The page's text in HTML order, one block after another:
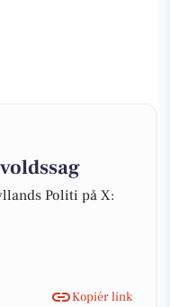
Politi på X:
Kopiér link